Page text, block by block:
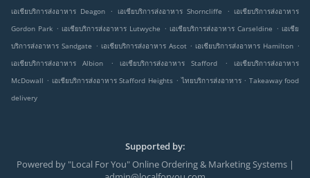
เอเชียบริการส่งอาหาร Deagon
. เอเชียบริการส่งอาหาร Shorncliffe . เอเชียบริการส่งอาหาร
Gordon Park . เอเชียบริการส่งอาหาร Lutwyche . เอเชียบริการส่งอาหาร Carseldine . เอเชีย
บริการส่งอาหาร Sandgate . เอเชียบริการส่งอาหาร Ascot . เอเชียบริการส่งอาหาร Hamilton .
เอเชียบริการส่งอาหาร Albion
. เอเชียบริการส่งอาหาร Stafford .
เอเชียบริการส่งอาหาร
McDowall . เอเชียบริการส่งอาหาร Stafford Heights . ไทยบริการส่งอาหาร . Takeaway food
delivery
Supported by:
Powered by "Local For You" Online Ordering & Marketing Systems |